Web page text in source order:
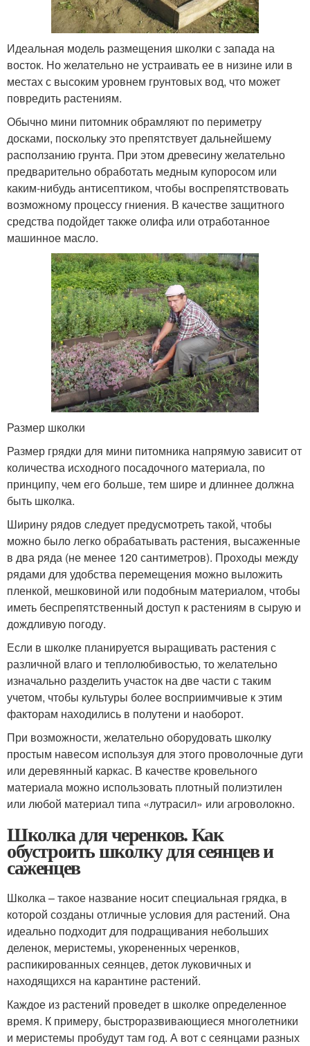
Идеальная модель размещения школки с запада на
восток. Но желательно не устраивать ее в низине или в
местах с высоким уровнем грунтовых вод, что может
повредить растениям.
Обычно мини питомник обрамляют по периметру
досками, поскольку это препятствует дальнейшему
расползанию грунта. При этом древесину желательно
предварительно обработать медным купоросом или
каким-нибудь антисептиком, чтобы воспрепятствовать
возможному процессу гниения. В качестве защитного
средства подойдет также олифа или отработанное
машинное масло.
Размер школки
Размер грядки для мини питомника напрямую зависит от
количества исходного посадочного материала, по
принципу, чем его больше, тем шире и длиннее должна
быть школка.
Ширину рядов следует предусмотреть такой, чтобы
можно было легко обрабатывать растения, высаженные
в два ряда (не менее 120 сантиметров). Проходы между
рядами для удобства перемещения можно выложить
пленкой, мешковиной или подобным материалом, чтобы
иметь беспрепятственный доступ к растениям в сырую и
дождливую погоду.
Если в школке планируется выращивать растения с
различной влаго и теплолюбивостью, то желательно
изначально разделить участок на две части с таким
учетом, чтобы культуры более восприимчивые к этим
факторам находились в полутени и наоборот.
При возможности, желательно оборудовать школку
простым навесом используя для этого проволочные дуги
или деревянный каркас. В качестве кровельного
материала можно использовать плотный полиэтилен
или любой материал типа «лутрасил» или агроволокно.
Школка для черенков. Как
обустроить школку для сеянцев и
саженцев
Школка – такое название носит специальная грядка, в
которой созданы отличные условия для растений. Она
идеально подходит для подращивания небольших
деленок, меристемы, укорененных черенков,
распикированных сеянцев, деток луковичных и
находящихся на карантине растений.
Каждое из растений проведет в школке определенное
время. К примеру, быстроразвивающиеся многолетники
и меристемы пробудут там год. А вот с сеянцами разных